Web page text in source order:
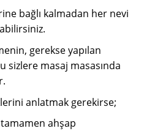
bağlı kalmadan her nevi
gerekse yapılan
sizlere masaj masasında
anlatmak gerekirse;
ahşap